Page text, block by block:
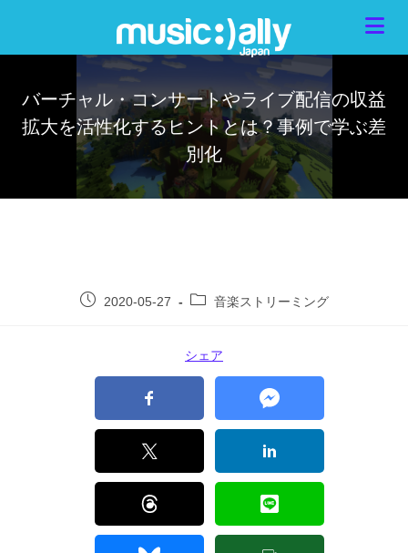
バーチャル・コンサートやライブ配信の収益
拡大を活性化するヒントとは？事例で学ぶ差
別化
2020-05-27 音楽ストリーミング
シェア